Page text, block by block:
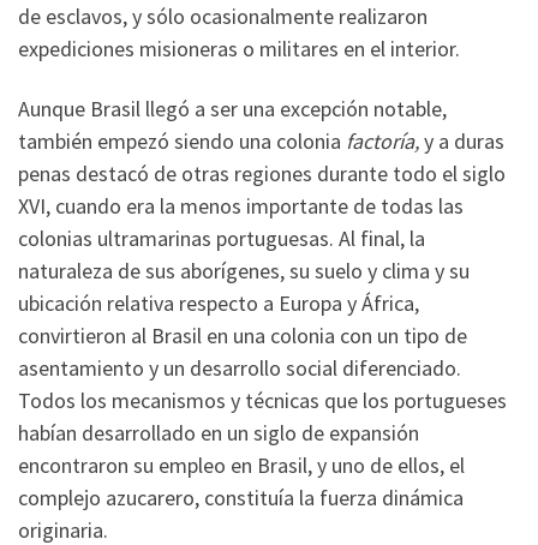
de esclavos, y sólo ocasionalmente realizaron
expediciones misioneras o militares en el interior.
Aunque Brasil llegó a ser una excepción notable,
también empezó siendo una colonia factoría,y a duras
penas destacó de otras regiones durante todo el siglo
XVI, cuando era la menos importante de todas las
colonias ultramarinas portuguesas. Al final, la
naturaleza de sus aborígenes, su suelo y clima y su
ubicación relativa respecto a Europa y África,
convirtieron al Brasil en una colonia con un tipo de
asentamiento y un desarrollo social diferenciado.
Todos los mecanismos y técnicas que los portugueses
habían desarrollado en un siglo de expansión
encontraron su empleo en Brasil, y uno de ellos, el
complejo azucarero, constituía la fuerza dinámica
originaria.